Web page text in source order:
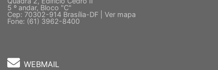
5 º andar, Bloco "C"
Cep: 70302-914 Brasília-DF | Ver mapa
Fone: (61) 3962-8400
WEBMAIL